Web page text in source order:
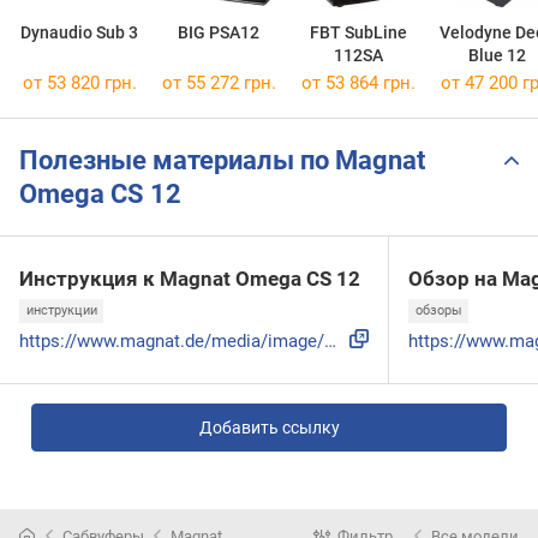
Dynaudio Sub 3 BIG PSA12
FBT SubLine
112SA
Velodyne
Blue 12
от 53 820 грн. от 55 272 грн. от 53 864 грн. от 47 200
Полезные материалы по Magnat
Omega CS 12
Инструкция к Magnat Omega CS 12
инструкции
https://www.magnat.de/media/image/articles/testbericht/Omeg...
Обзор на
обзоры
Добавить ссылку